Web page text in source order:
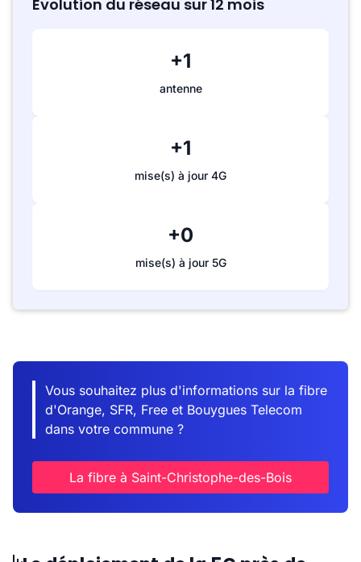
Évolution du réseau sur 12 mois
+1
antenne
+1
mise(s) à jour 4G
+0
mise(s) à jour 5G
Vous souhaitez plus d'informations sur la fibre
d'Orange, SFR, Free et Bouygues Telecom
dans votre commune ?
La fibre à Saint-Christophe-des-Bois